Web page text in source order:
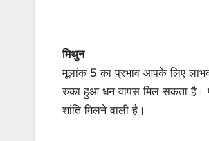
मिथुन
मूलांक 5 का प्रभाव आपके लिए
रुका हुआ धन वापस मिल सकता है।
शांति मिलने वाली है।